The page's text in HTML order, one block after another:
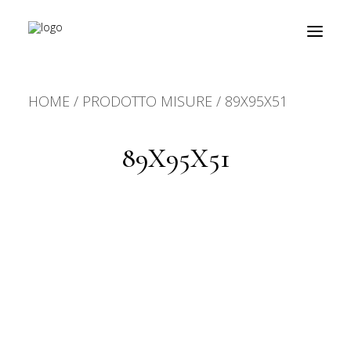
about
HOME PRODOTTO MISURE 89X95X51
89X95X51